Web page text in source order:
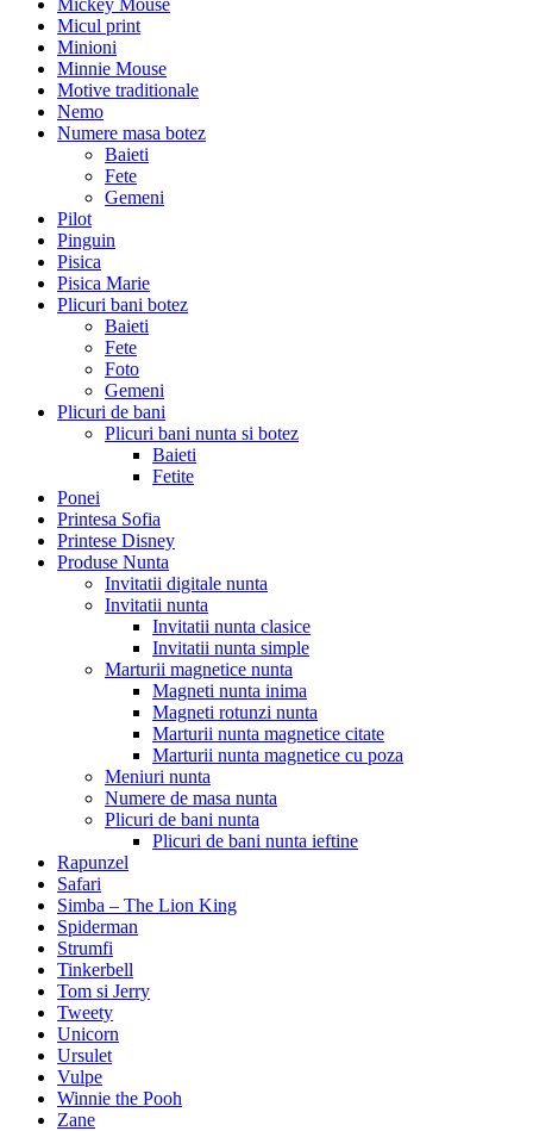
Mickey Mouse
Micul print
Minioni
Minnie Mouse
Motive traditionale
Nemo
Numere masa botez
Baieti
Fete
Gemeni
Pilot
Pinguin
Pisica
Pisica Marie
Plicuri bani botez
Baieti
Fete
Foto
Gemeni
Plicuri de bani
Plicuri bani nunta si botez
Baieti
Fetite
Ponei
Printesa Sofia
Printese Disney
Produse Nunta
Invitatii digitale nunta
Invitatii nunta
Invitatii nunta clasice
Invitatii nunta simple
Marturii magnetice nunta
Magneti nunta inima
Magneti rotunzi nunta
Marturii nunta magnetice citate
Marturii nunta magnetice cu poza
Meniuri nunta
Numere de masa nunta
Plicuri de bani nunta
Plicuri de bani nunta ieftine
Rapunzel
Safari
Simba – The Lion King
Spiderman
Strumfi
Tinkerbell
Tom si Jerry
Tweety
Unicorn
Ursulet
Vulpe
Winnie the Pooh
Zane